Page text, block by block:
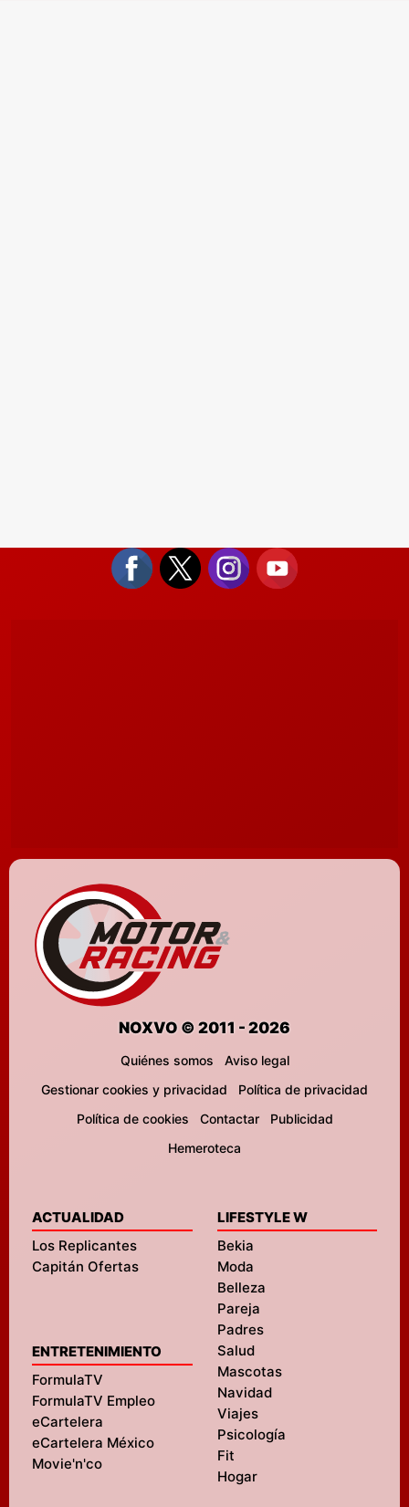
NOXVO © 2011 - 2026
Quiénes somos
Aviso legal
Gestionar cookies y privacidad
Política de privacidad
Política de cookies
Contactar
Publicidad
Hemeroteca
ACTUALIDAD
Los Replicantes
Capitán Ofertas
ENTRETENIMIENTO
FormulaTV
FormulaTV Empleo
eCartelera
eCartelera México
Movie'n'co
LIFESTYLE W
Bekia
Moda
Belleza
Pareja
Padres
Salud
Mascotas
Navidad
Viajes
Psicología
Fit
Hogar